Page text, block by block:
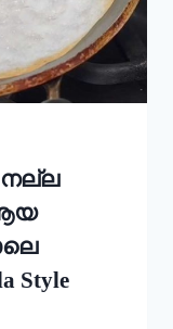
നല്ല
Style